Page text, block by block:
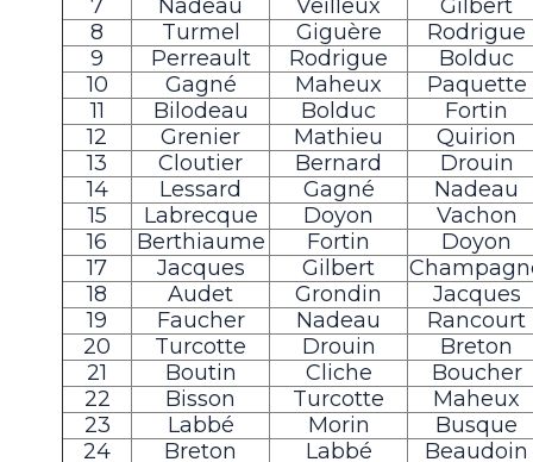
7
Nadeau Veilleux
Gilbert
8
Turmel Giguère
Rodrigue
9
Perreault Rodrigue
Bolduc
10
Gagné Maheux
Paquette
11
Bilodeau Bolduc
Fortin
12
Grenier Mathieu
Quirion
13
Cloutier Bernard
Drouin
14
Lessard Gagné
Nadeau
15
Labrecque Doyon
Vachon
16
Berthiaume Fortin
Doyon
17
Jacques Gilbert
18
Audet Grondin
Jacques
19
Faucher Nadeau
Rancourt
20
Turcotte Drouin
Breton
21
Boutin Cliche
Boucher
22
Bisson Turcotte
Maheux
23
Labbé Morin
Busque
24
Breton Labbé Beaudoin